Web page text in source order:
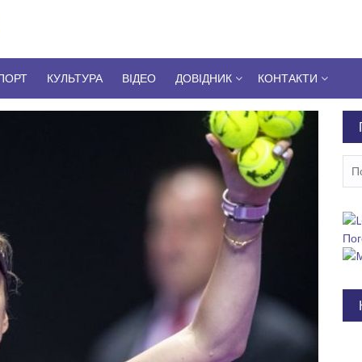
КУЛЬТУРА ВІДЕО ДОВІДНИК КОНТАКТИ